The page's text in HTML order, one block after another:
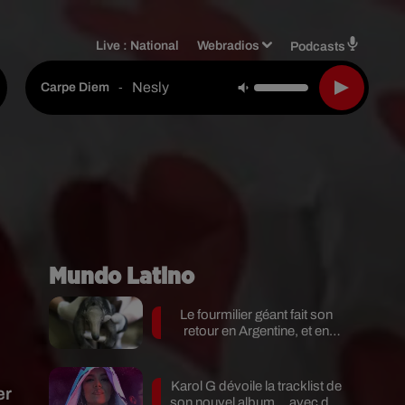
Live : National Webradios Podcasts
Carpe Diem - Nesly
Mundo Latino
Le fourmilier géant fait son
retour en Argentine, et en
Karol G dévoile la tracklist de
son nouvel album… avec des